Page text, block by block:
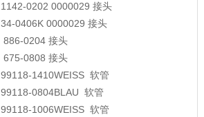
1142-0202 0000029 接头
34-0406K 0000029 接头
886-0204 接头
675-0808 接头
99118-1410WEISS 软管
99118-0804BLAU 软管
99118-1006WEISS 软管